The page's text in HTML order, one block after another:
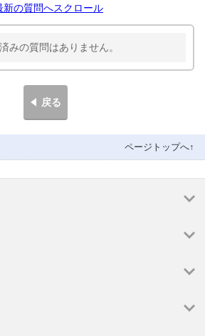
新の質問へスクロール
みの質問はありません。
戻る
ページトップへ↑